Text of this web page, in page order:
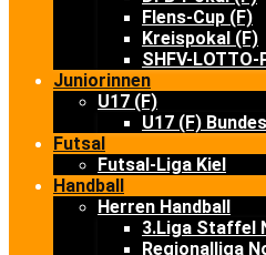
Flens-Cup (F)
Kreispokal (F)
SHFV-
Juniorinnen
U17 (F)
U17 (F)
Futsal
Futsal-Liga Kiel
Handball
Herren Handball
3.Liga Staffel
Regionalliga